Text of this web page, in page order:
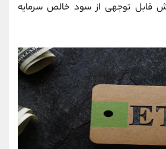
قابل توجهی از سود خالص سرمایه‌